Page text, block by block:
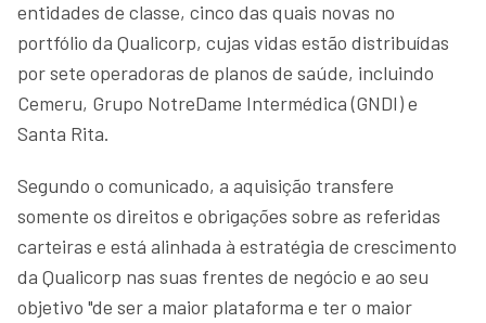
entidades de classe, cinco das quais novas no
portfólio da Qualicorp, cujas vidas estão distribuídas
por sete operadoras de planos de saúde, incluindo
Cemeru, Grupo NotreDame Intermédica (GNDI) e
Santa Rita.
Segundo o comunicado, a aquisição transfere
somente os direitos e obrigações sobre as referidas
carteiras e está alinhada à estratégia de crescimento
da Qualicorp nas suas frentes de negócio e ao seu
objetivo "de ser a maior plataforma e ter o maior